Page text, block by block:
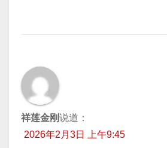
祥莲金刚说道：
2026年2月3日 上午9:45